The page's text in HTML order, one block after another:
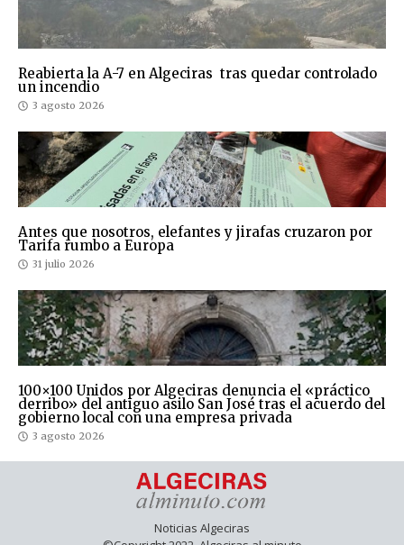
Reabierta la A-7 en Algeciras tras quedar controlado
un incendio
3 agosto 2026
Antes que nosotros, elefantes y jirafas cruzaron por
Tarifa rumbo a Europa
31 julio 2026
100×100 Unidos por Algeciras denuncia el «práctico
derribo» del antiguo asilo San José tras el acuerdo del
gobierno local con una empresa privada
3 agosto 2026
Noticias Algeciras